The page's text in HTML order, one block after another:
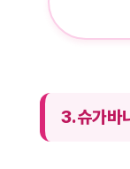
3. 슈가바